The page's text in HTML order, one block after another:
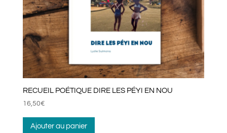
RECUEIL POÉTIQUE DIRE LES PÉYI EN NOU
16,50€
Ajouter au panier